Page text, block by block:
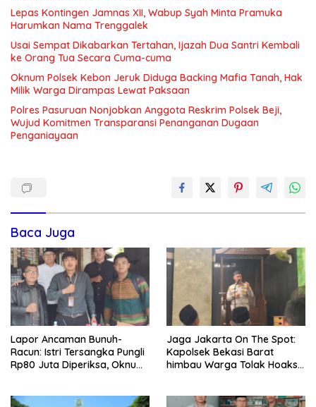
Lepas Kontingen Jamnas XII, Wabup Syah Minta Pramuka
Harumkan Nama Trenggalek
Usai Sempat Dikabarkan Tertahan, Ijazah Dua Santri Kembali
ke Orang Tua Secara Cuma-cuma
Oknum Polsek Kebon Jeruk Diduga Backing Mafia Tanah, Hak
Milik Warga Dirampas Lewat Paksaan
Polres Pasuruan Nonjobkan Anggota Reskrim Polsek Beji,
Wujud Komitmen Transparansi Penanganan Dugaan
Penganiayaan
Baca Juga
Lapor Ancaman Bunuh-
Racun: Istri Tersangka Pungli
Rp80 Juta Diperiksa, Oknum
Jaga Jakarta On The Spot:
Kapolsek Bekasi Barat
himbau Warga Tolak Hoaks